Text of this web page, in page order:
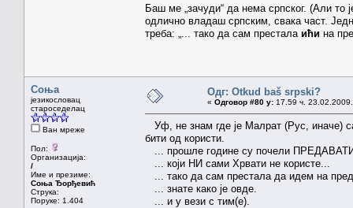
Баш ме „зачуди“ да нема српског. (Али то
одлично владаш српским, свака част.
треба: „... тако да сам престала ићи на
Соња
језикословац
староседелац
Ван мреже
Пол:
Организација:
/
Име и презиме:
Соња Ђорђевић
Струка:
Поруке: 1.404
Одг: Otkud baš srpski?
« Одговор #80 у: 17.59 ч.
Уф, не знам где је Малрат (Рус, иначе)
бити од користи.
... прошле године су почели
... који НИ сами Хрвати не користе...
... тако да сам престала да идем на
... знате како је овде.
... и у вези с тим(е).